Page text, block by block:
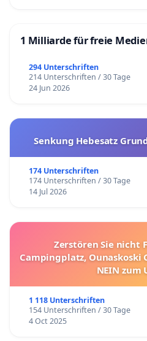
1 Milliarde für freie
294 Unterschriften
214 Unterschriften / 30 Tage
24 Jun 2026
Senkung Hebesatz
174 Unterschriften
174 Unterschriften / 30 Tage
14 Jul 2026
Zerstören Sie nicht
Campingplatz, Ounaskoski
NEIN zum
1 118 Unterschriften
154 Unterschriften / 30 Tage
4 Oct 2025